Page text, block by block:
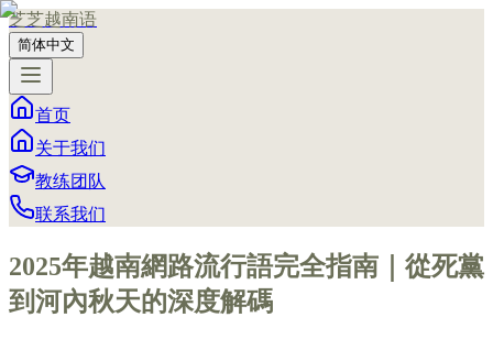
芝芝越南语
简体中文
首页
关于我们
教练团队
联系我们
2025年越南網路流行語完全指南｜從死黨
到河內秋天的深度解碼